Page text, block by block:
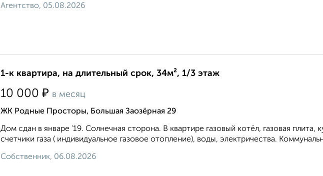
Агентство, 05.08.2026
1-к квартира, на длительный срок, 34м², 1/3 этаж
10 000 ₽ в месяц
ЖК Родные Просторы, Большая Заозёрная 29
Дом сдан в январе '19. Солнечная сторона. В квартире газовый котёл, газовая плита,
счетчики газа ( индивидуальное газовое отопление), воды, электричества.
Собственник, 06.08.2026